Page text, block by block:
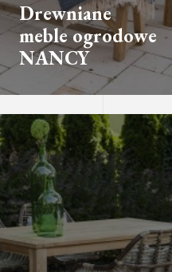
Drewniane
meble ogrodowe
NANCY